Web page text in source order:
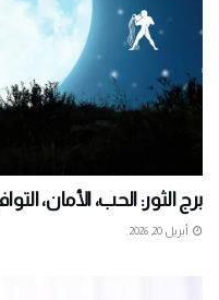
برج الثور: الحب، الأمان،
أبريل 20, 2026